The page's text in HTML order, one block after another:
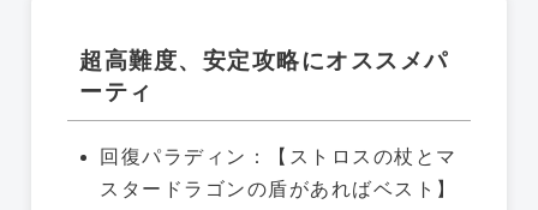
超高難度、安定攻略にオススメパ
ーティ
回復パラディン：【ストロスの杖とマ
スタードラゴンの盾があればベスト】